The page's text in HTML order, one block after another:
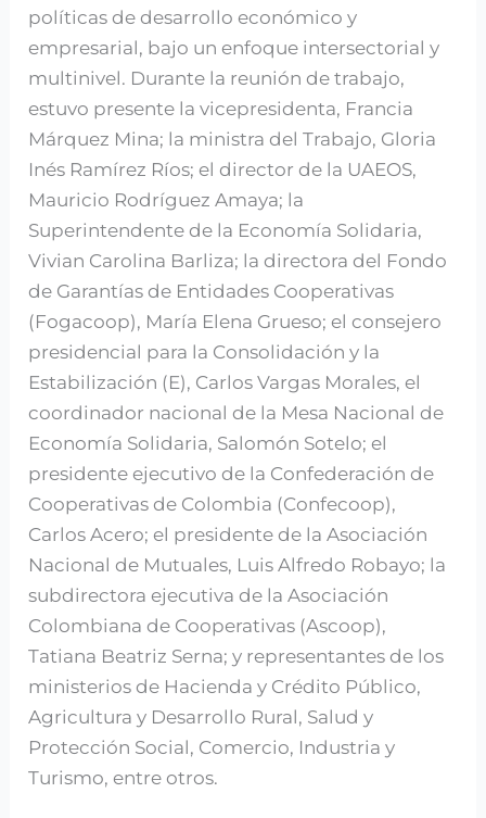
políticas de desarrollo económico y
empresarial, bajo un enfoque intersectorial y
multinivel. Durante la reunión de trabajo,
estuvo presente la vicepresidenta, Francia
Márquez Mina; la ministra del Trabajo, Gloria
Inés Ramírez Ríos; el director de la UAEOS,
Mauricio Rodríguez Amaya; la
Superintendente de la Economía Solidaria,
Vivian Carolina Barliza; la directora del Fondo
de Garantías de Entidades Cooperativas
(Fogacoop), María Elena Grueso; el consejero
presidencial para la Consolidación y la
Estabilización (E), Carlos Vargas Morales, el
coordinador nacional de la Mesa Nacional de
Economía Solidaria, Salomón Sotelo; el
presidente ejecutivo de la Confederación de
Cooperativas de Colombia (Confecoop),
Carlos Acero; el presidente de la Asociación
Nacional de Mutuales, Luis Alfredo Robayo; la
subdirectora ejecutiva de la Asociación
Colombiana de Cooperativas (Ascoop),
Tatiana Beatriz Serna; y representantes de los
ministerios de Hacienda y Crédito Público,
Agricultura y Desarrollo Rural, Salud y
Protección Social, Comercio, Industria y
Turismo, entre otros.